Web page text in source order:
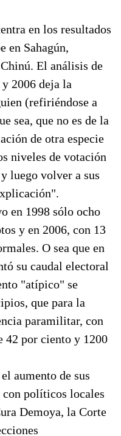
en los resultados
en Sahagún,
El análisis de
2006 deja la
(refiriéndose a
sea, que no es de la
de otra especie
niveles de votación
luego volver a sus
en 1998 sólo ocho
y en 2006, con 13
O sea que en
su caudal electoral
"atípico" se
que para la
paramilitar, con
42 por ciento y 1200
aumento de sus
con políticos locales
Demoya, la Corte